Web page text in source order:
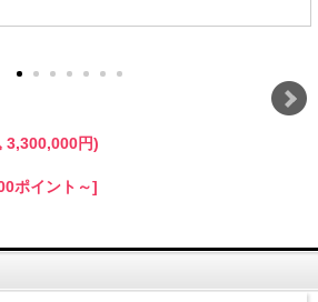
3,300,000円)
ポイント～]